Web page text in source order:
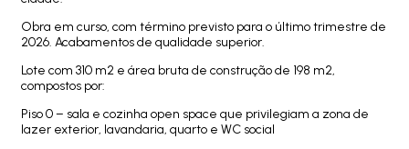
Obra em curso, com término previsto para o último trimestre de
2026. Acabamentos de qualidade superior.
Lote com 310 m2 e área bruta de construção de 198 m2,
compostos por:
Piso 0 – sala e cozinha open space que privilegiam a zona de
lazer exterior, lavandaria, quarto e WC social